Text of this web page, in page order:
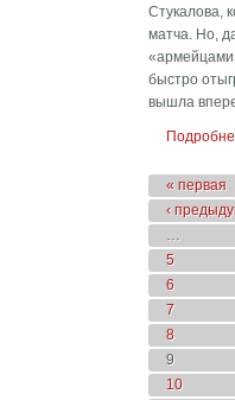
Стукалова,
матча. Но,
быстро
вышла
« первая
‹
…
5
6
7
8
9
10